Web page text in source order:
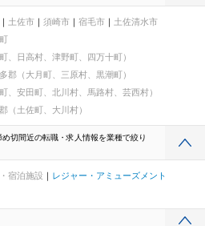
土佐市 須崎市 宿毛市
土佐清水市
、日高村、津野町、四万十町）
郡（大月町、三原村、黒潮町）
、安田町、北川村、馬路村、芸西村）
（土佐町、大川村）
切間近の転職・求人情報を業種で絞り
宿泊施設
レジャー・アミューズメント